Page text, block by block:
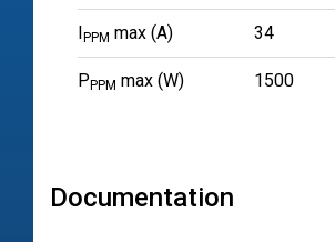
PPM max (A) 34
P PPM max (W) 1500
Documentation